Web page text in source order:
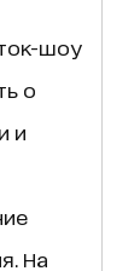
шоу
о
и
На